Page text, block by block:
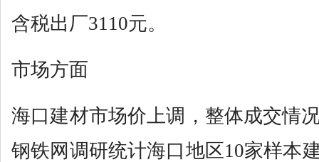
含税出厂3110元。
市场方面
海口建材市场价上调，整体成交情
钢铁网调研统计海口地区10家样本